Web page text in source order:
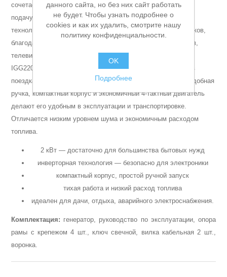
Грузоподъемное оборудование
сочетает в себе мобильность, тихую работу и безопасную
подачу тока для чувствительной техники. Инверторная
технология обеспечивает стабильное напряжение без скачков,
благодаря чему генератор подходит для питания ноутбуков,
телевизоров, СВЧ-печей и другой электроники. Champion
IGG2200 идеально подойдёт для использования на даче, в
поездках, в гараже или при отключениях электричества. Удобная
ручка, компактный корпус и экономичный 4-тактный двигатель
делают его удобным в эксплуатации и транспортировке.
Отличается низким уровнем шума и экономичным расходом
топлива.
2 кВт — достаточно для большинства бытовых нужд
инверторная технология — безопасно для электроники
компактный корпус, простой ручной запуск
тихая работа и низкий расход топлива
идеален для дачи, отдыха, аварийного электроснабжения.
Комплектация: генератор, руководство по эксплуатации, опора
рамы с крепежом 4 шт., ключ свечной, вилка кабельная 2 шт.,
воронка.
данного сайта, но без них сайт работать
не будет. Чтобы узнать подробнее о
cookies и как их удалить, смотрите нашу
политику конфиденциальности.
OK
Подробнее